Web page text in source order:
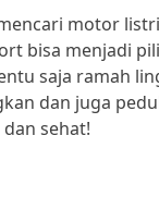
motor
bisa menjadi
saja ramah
dan juga
sehat!